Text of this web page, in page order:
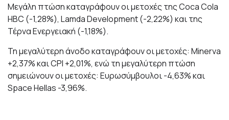
Μεγάλη πτώση καταγράφουν οι μετοχές της Coca Cola
HBC (-1,28%), Lamda Development (-2,22%) και της
Τέρνα Ενεργειακή (-1,18%).
Τη μεγαλύτερη άνοδο καταγράφουν οι μετοχές: Minerva
+2,37% και CPI +2,01%, ενώ τη μεγαλύτερη πτώση
σημειώνουν οι μετοχές: Ευρωσύμβουλοι -4,63% και
Space Hellas -3,96%.